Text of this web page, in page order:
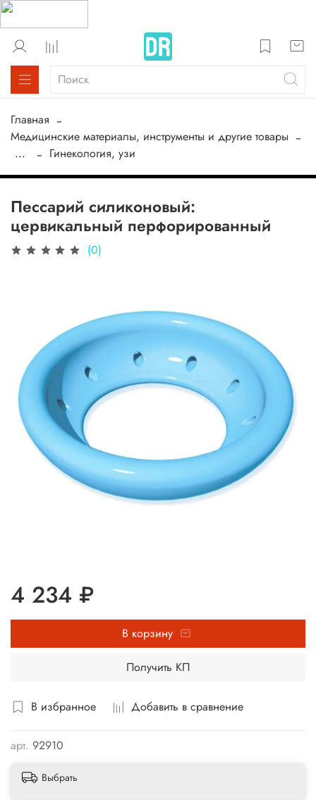
Главная
Медицинские материалы, инструменты и другие товары
...
Гинекология, узи
Пессарий силиконовый:
цервикальный перфорированный
(0)
В избранное Добавить в сравнение
арт. 92910
4 234 ₽
В корзину
Получить КП
Выбрать